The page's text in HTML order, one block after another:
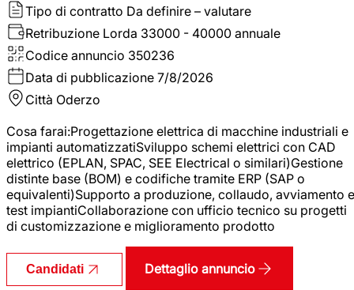
Tipo di contratto Da definire – valutare
Retribuzione Lorda 33000 - 40000 annuale
Codice annuncio 350236
Data di pubblicazione 7/8/2026
Città Oderzo
Cosa farai:Progettazione elettrica di macchine industriali e
impianti automatizzatiSviluppo schemi elettrici con CAD
elettrico (EPLAN, SPAC, SEE Electrical o similari)Gestione
distinte base (BOM) e codifiche tramite ERP (SAP o
equivalenti)Supporto a produzione, collaudo, avviamento e
test impiantiCollaborazione con ufficio tecnico su progetti
di customizzazione e miglioramento prodotto
Candidati Dettaglio annuncio